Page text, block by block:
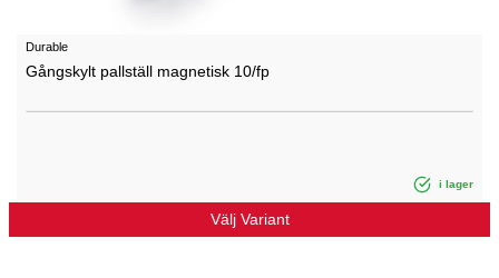
Durable
Gångskylt pallställ magnetisk 10/fp
i lager
Välj Variant